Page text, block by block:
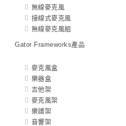
無線麥克風
接線式麥克風
無線麥克風組
Gator Frameworks產品
麥克風盒
樂器盒
吉他架
麥克風架
樂譜架
音響架